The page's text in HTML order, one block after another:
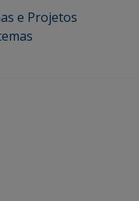
e Projetos